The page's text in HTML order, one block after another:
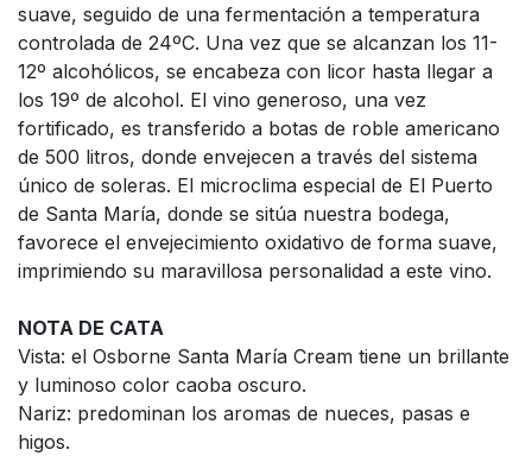
suave, seguido de una fermentación a temperatura
controlada de 24ºC. Una vez que se alcanzan los 11-
12º alcohólicos, se encabeza con licor hasta llegar a
los 19º de alcohol. El vino generoso, una vez
fortificado, es transferido a botas de roble americano
de 500 litros, donde envejecen a través del sistema
único de soleras. El microclima especial de El Puerto
de Santa María, donde se sitúa nuestra bodega,
favorece el envejecimiento oxidativo de forma suave,
imprimiendo su maravillosa personalidad a este vino.
NOTA DE CATA
Vista: el Osborne Santa María Cream tiene un brillante
y luminoso color caoba oscuro.
Nariz: predominan los aromas de nueces, pasas e
higos.